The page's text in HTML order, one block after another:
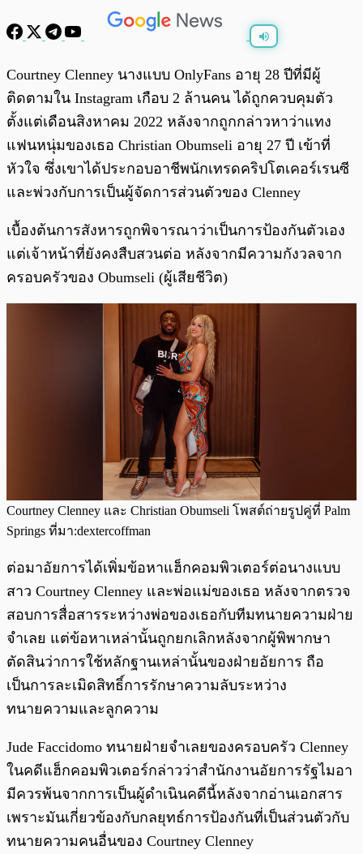
0:00 /0:00
Courtney Clenney นางแบบ OnlyFans อายุ 28 ปีที่มีผู้
ติดตามใน Instagram เกือบ 2 ล้านคน ได้ถูกควบคุมตัว
ตั้งแต่เดือนสิงหาคม 2022 หลังจากถูกกล่าวหาว่าแทง
แฟนหนุ่มของเธอ Christian Obumseli อายุ 27 ปี เข้าที่
หัวใจ ซึ่งเขาได้ประกอบอาชีพนักเทรดคริปโตเคอร์เรนซี
และพ่วงกับการเป็นผู้จัดการส่วนตัวของ Clenney
เบื้องต้นการสังหารถูกพิจารณาว่าเป็นการป้องกันตัวเอง
แต่เจ้าหน้าที่ยังคงสืบสวนต่อ หลังจากมีความกังวลจาก
ครอบครัวของ Obumseli (ผู้เสียชีวิต)
Courtney Clenney และ Christian Obumseli โพสต์ถ่ายรูปคู่ที่ Palm
Springs ที่มา:dextercoffman
ต่อมาอัยการได้เพิ่มข้อหาแฮ็กคอมพิวเตอร์ต่อนางแบบ
สาว Courtney Clenney และพ่อแม่ของเธอ หลังจากตรวจ
สอบการสื่อสารระหว่างพ่อของเธอกับทีมทนายความฝ่าย
จำเลย แต่ข้อหาเหล่านั้นถูกยกเลิกหลังจากผู้พิพากษา
ตัดสินว่าการใช้หลักฐานเหล่านั้นของฝ่ายอัยการ ถือ
เป็นการละเมิดสิทธิ์การรักษาความลับระหว่าง
ทนายความและลูกความ
Jude Faccidomo ทนายฝ่ายจำเลยของครอบครัว Clenney
ในคดีแฮ็กคอมพิวเตอร์กล่าวว่าสำนักงานอัยการรัฐไมอา
มีควรพ้นจากการเป็นผู้ดำเนินคดีนี้หลังจากอ่านเอกสาร
เพราะมันเกี่ยวข้องกับกลยุทธ์การป้องกันที่เป็นส่วนตัวกับ
ทนายความคนอื่นของ Courtney Clenney